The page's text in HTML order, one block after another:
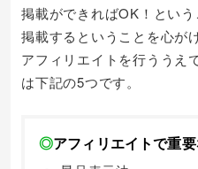
掲載ができればOK！とい
掲載するということを心が
アフィリエイトを行ううえ
は下記の5つです。
◎アフィリエイトで重